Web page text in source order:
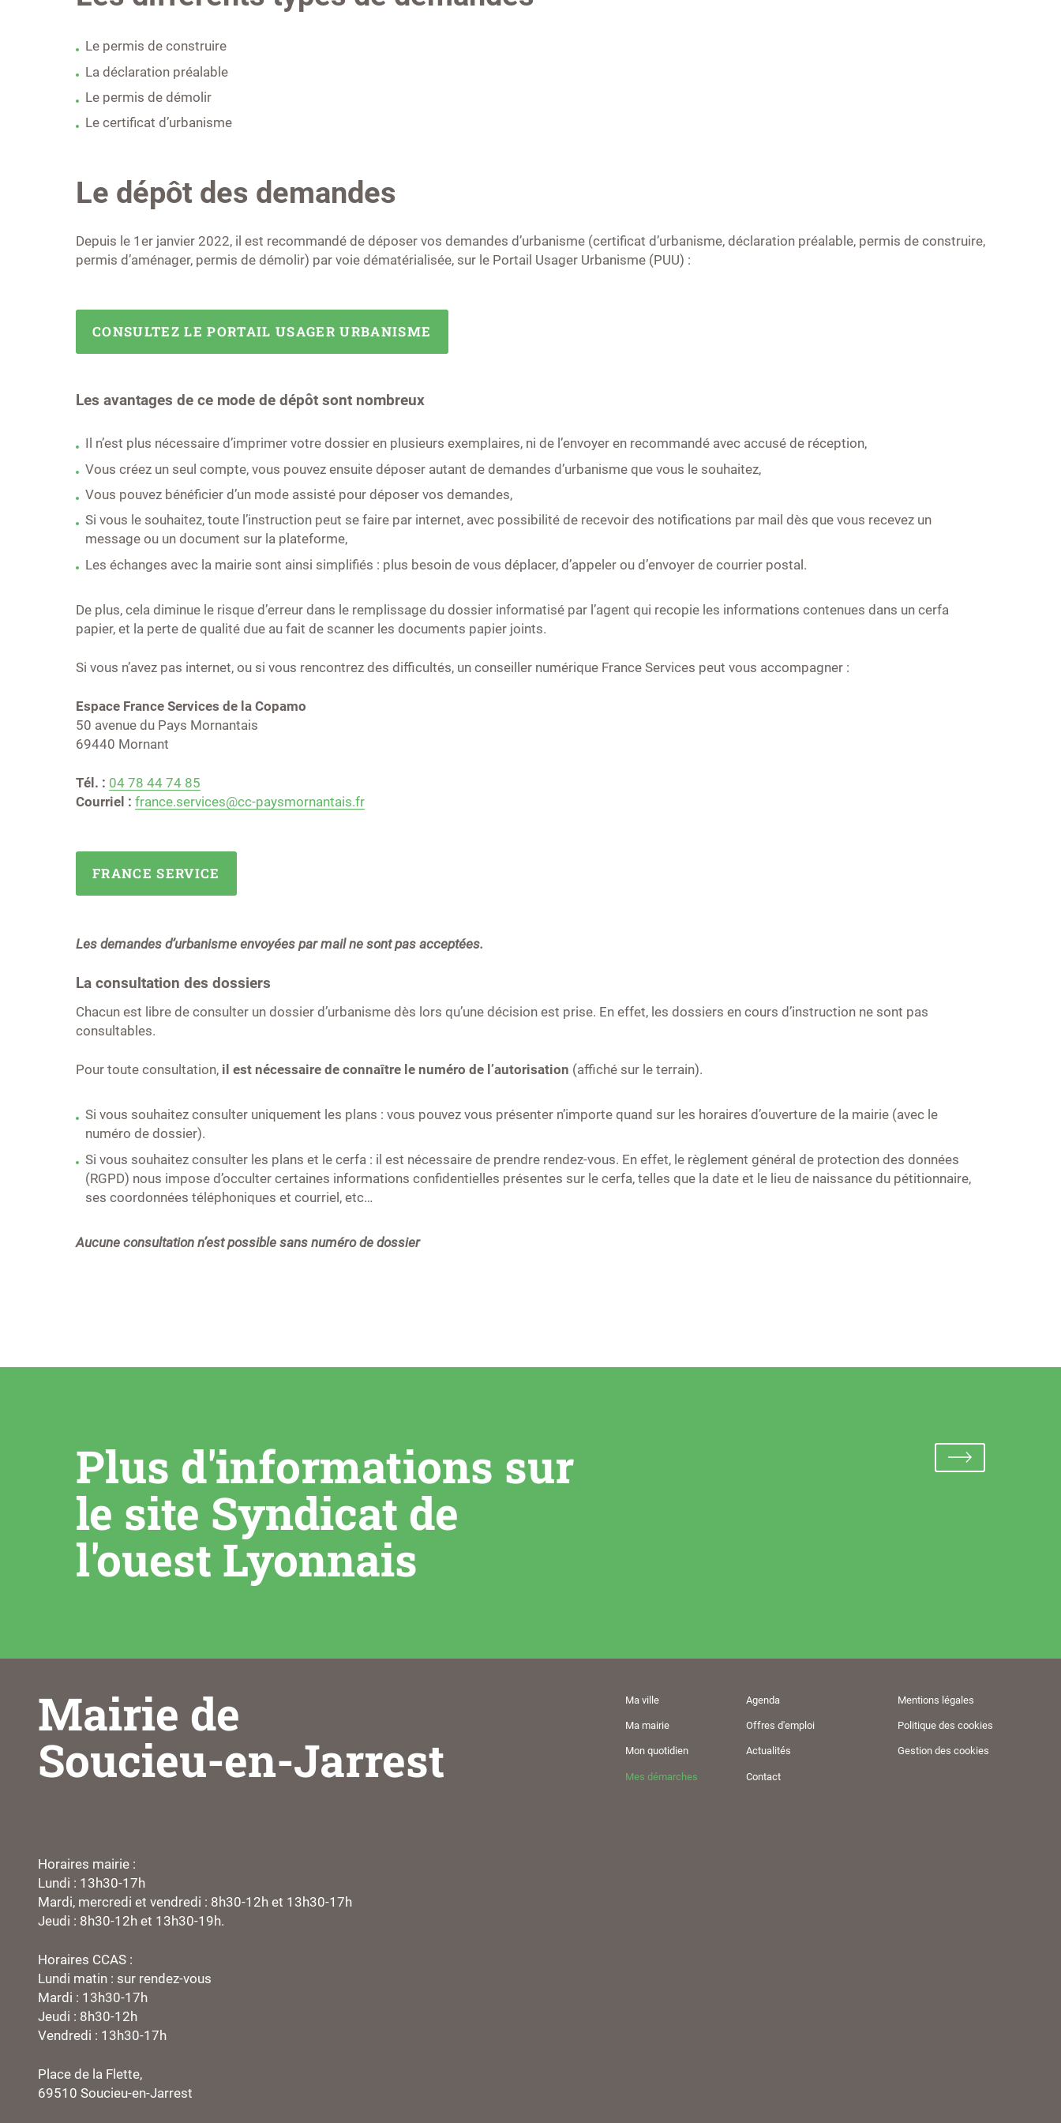
Le permis de construire
La déclaration préalable
Le permis de démolir
Le certificat d’urbanisme
Le dépôt des demandes
Depuis le 1er janvier 2022, il est recommandé de déposer vos demandes d’urbanisme (certificat d’urbanisme, déclaration préalable, permis de construire,
permis d’aménager, permis de démolir) par voie dématérialisée, sur le Portail Usager Urbanisme (PUU) :
CONSULTEZ LE PORTAIL USAGER URBANISME
Les avantages de ce mode de dépôt sont nombreux
Il n’est plus nécessaire d’imprimer votre dossier en plusieurs exemplaires, ni de l’envoyer en recommandé avec accusé de réception,
Vous créez un seul compte, vous pouvez ensuite déposer autant de demandes d’urbanisme que vous le souhaitez,
Vous pouvez bénéficier d’un mode assisté pour déposer vos demandes,
Si vous le souhaitez, toute l’instruction peut se faire par internet, avec possibilité de recevoir des notifications par mail dès que vous recevez un
message ou un document sur la plateforme,
Les échanges avec la mairie sont ainsi simplifiés : plus besoin de vous déplacer, d’appeler ou d’envoyer de courrier postal.
De plus, cela diminue le risque d’erreur dans le remplissage du dossier informatisé par l’agent qui recopie les informations contenues dans un cerfa
papier, et la perte de qualité due au fait de scanner les documents papier joints.
Si vous n’avez pas internet, ou si vous rencontrez des difficultés, un conseiller numérique France Services peut vous accompagner :
Espace France Services de la Copamo
50 avenue du Pays Mornantais
69440 Mornant
Tél. : 04 78 44 74 85
Courriel : france.services@cc-paysmornantais.fr
FRANCE SERVICE
Les demandes d’urbanisme envoyées par mail ne sont pas acceptées.
La consultation des dossiers
Chacun est libre de consulter un dossier d’urbanisme dès lors qu’une décision est prise. En effet, les dossiers en cours d’instruction ne sont pas
consultables.
Pour toute consultation,il est nécessaire de connaître le numéro de l’autorisation (affiché sur le terrain).
Si vous souhaitez consulter uniquement les plans : vous pouvez vous présenter n’importe quand sur les horaires d’ouverture de la mairie (avec le
numéro de dossier).
Si vous souhaitez consulter les plans et le cerfa : il est nécessaire de prendre rendez-vous. En effet, le règlement général de protection des données
(RGPD) nous impose d’occulter certaines informations confidentielles présentes sur le cerfa, telles que la date et le lieu de naissance du pétitionnaire,
ses coordonnées téléphoniques et courriel, etc…
Aucune consultation n’est possible sans numéro de dossier
Plus d'informations sur
le site Syndicat de
l'ouest Lyonnais
Mairie de
Soucieu-en-Jarrest
Horaires mairie :
Lundi : 13h30-17h
Mardi, mercredi et vendredi : 8h30-12h et 13h30-17h
Jeudi : 8h30-12h et 13h30-19h.
Horaires CCAS :
Lundi matin : sur rendez-vous
Mardi : 13h30-17h
Jeudi : 8h30-12h
Vendredi : 13h30-17h
Place de la Flette,
69510 Soucieu-en-Jarrest
Ma ville
Ma mairie
Mon quotidien
Mes démarches
Agenda
Offres d'emploi
Actualités
Contact
Mentions légales
Politique des cookies
Gestion des cookies